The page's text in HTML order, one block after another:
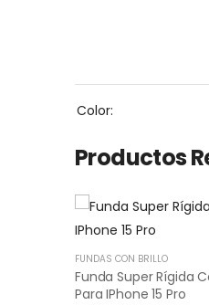
Color
Productos
FUNDAS CON BRILLO
Funda Super Rígida
Para IPhone 15 Pro